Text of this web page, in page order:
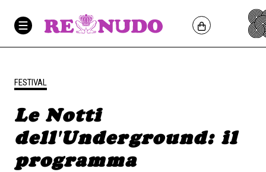
FESTIVAL
Le Notti
dell'Underground: il
programma